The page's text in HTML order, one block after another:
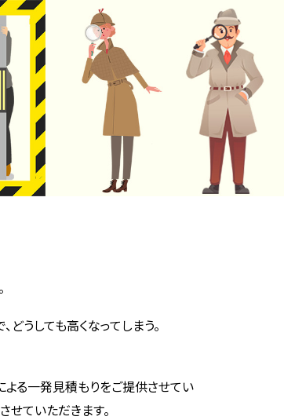
うしても高くなってしまう。
よる一発見積もりをご提供させてい
せていただきます。